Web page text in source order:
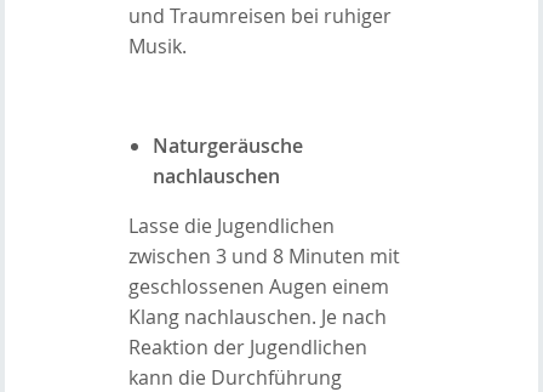
und Traumreisen bei ruhiger
Musik.
Naturgeräusche
nachlauschen
Lasse die Jugendlichen
zwischen 3 und 8 Minuten mit
geschlossenen Augen einem
Klang nachlauschen. Je nach
Reaktion der Jugendlichen
kann die Durchführung